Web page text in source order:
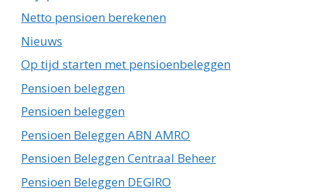
Netto pensioen berekenen
Nieuws
Op tijd starten met pensioenbeleggen
Pensioen beleggen
Pensioen beleggen
Pensioen Beleggen ABN AMRO
Pensioen Beleggen Centraal Beheer
Pensioen Beleggen DEGIRO